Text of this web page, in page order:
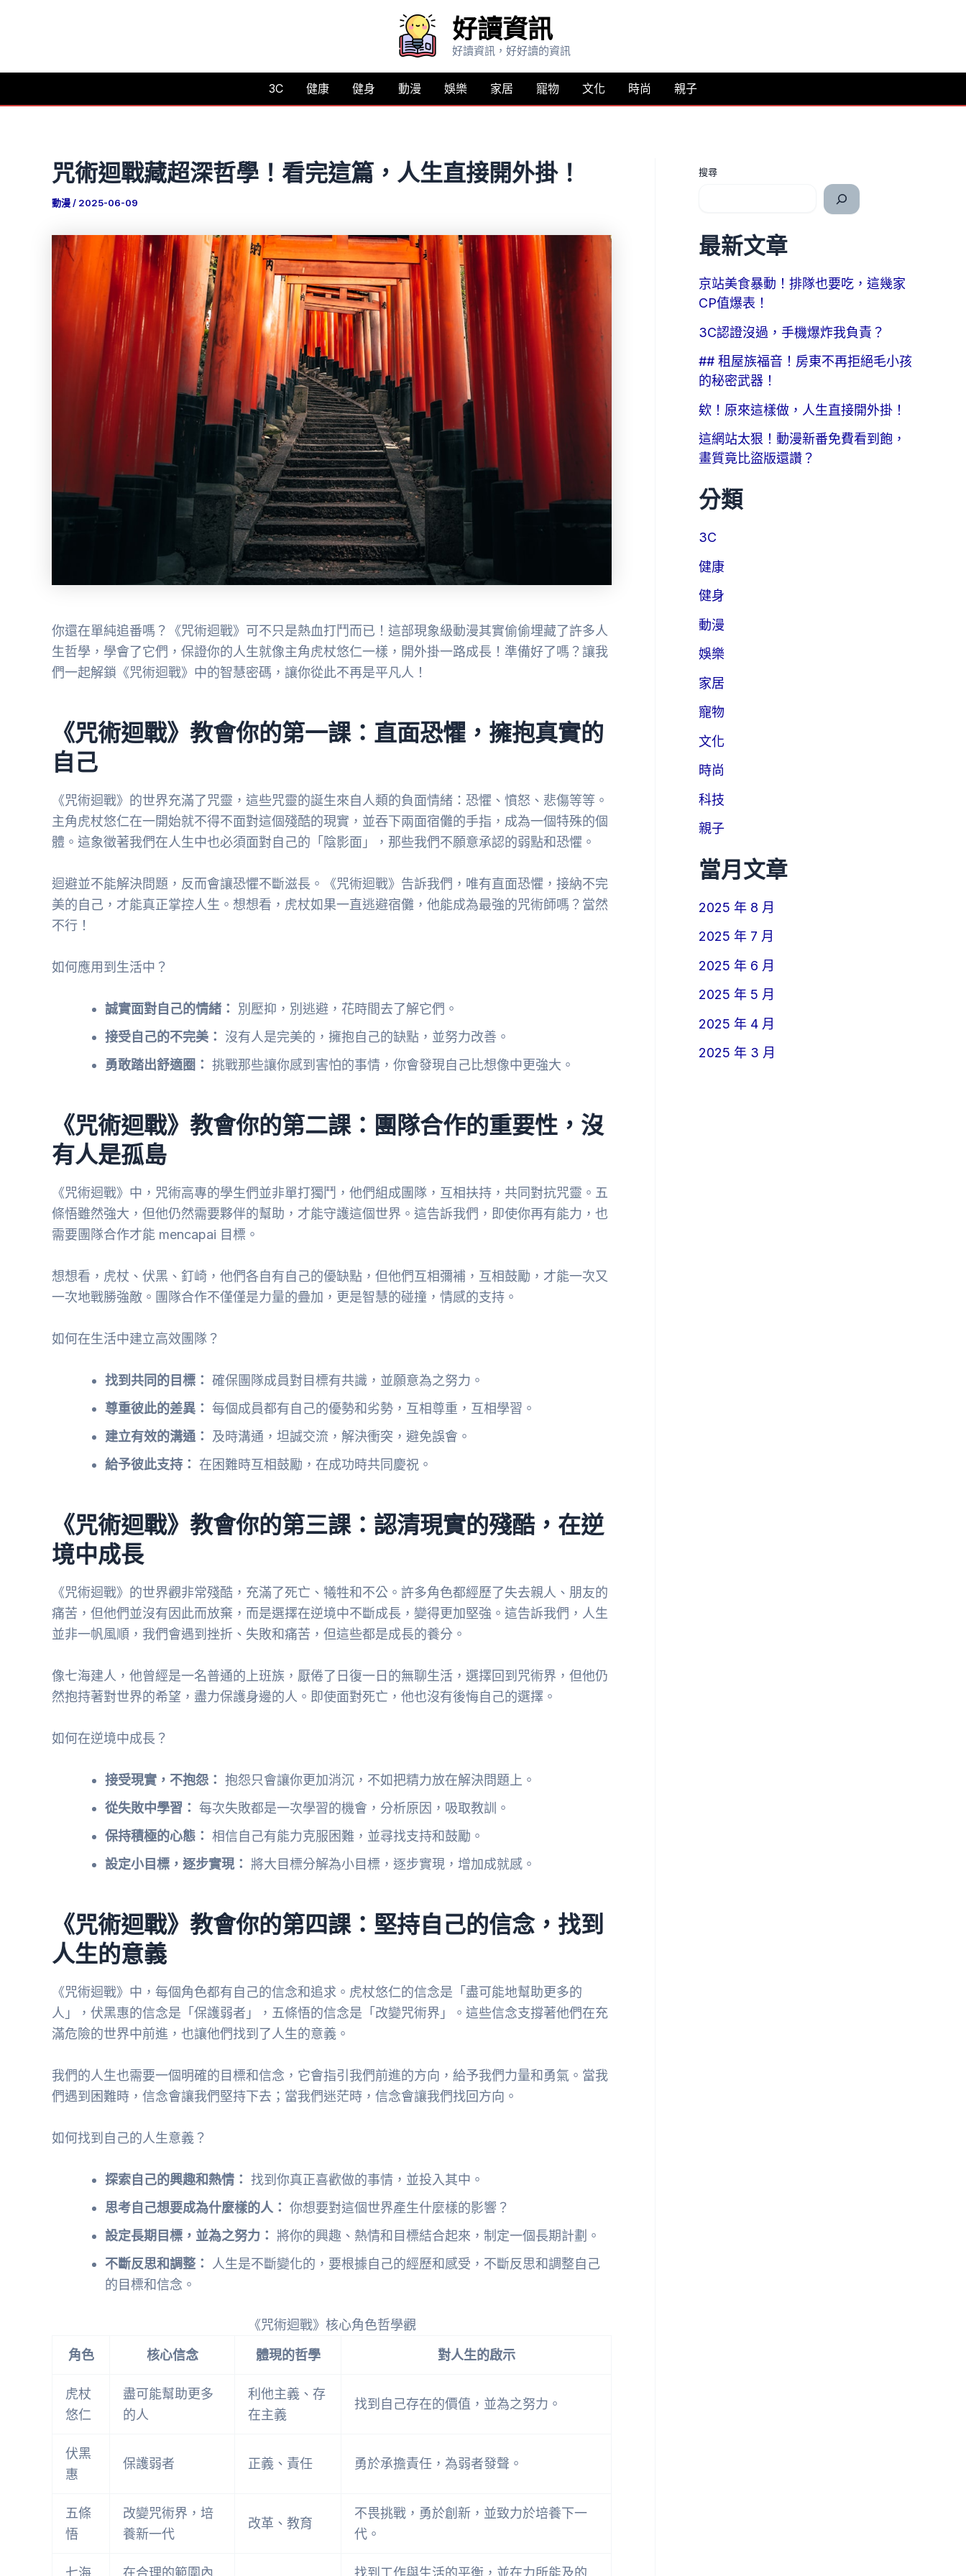
要
好讀資訊
好讀資訊，好好讀的資訊
3C 健康 健身 動漫 娛樂 家居 寵物 文化 時尚 親子
咒術迴戰藏超深哲學！看完這篇，人生直接開外掛！
動漫/ 2025-06-09
你還在單純追番嗎？《咒術迴戰》可不只是熱血打鬥而已！這部現象級動漫其實偷偷埋藏了許多人
生哲學，學會了它們，保證你的人生就像主角虎杖悠仁一樣，開外掛一路成長！準備好了嗎？讓我
們一起解鎖《咒術迴戰》中的智慧密碼，讓你從此不再是平凡人！
《咒術迴戰》教會你的第一課：直面恐懼，擁抱真實的
自己
《咒術迴戰》的世界充滿了咒靈，這些咒靈的誕生來自人類的負面情緒：恐懼、憤怒、悲傷等等。
主角虎杖悠仁在一開始就不得不面對這個殘酷的現實，並吞下兩面宿儺的手指，成為一個特殊的個
體。這象徵著我們在人生中也必須面對自己的「陰影面」，那些我們不願意承認的弱點和恐懼。
迴避並不能解決問題，反而會讓恐懼不斷滋長。《咒術迴戰》告訴我們，唯有直面恐懼，接納不完
美的自己，才能真正掌控人生。想想看，虎杖如果一直逃避宿儺，他能成為最強的咒術師嗎？當然
不行！
如何應用到生活中？
誠實面對自己的情緒：
別壓抑，別逃避，花時間去了解它們。
接受自己的不完美：
沒有人是完美的，擁抱自己的缺點，並努力改善。
勇敢踏出舒適圈： 挑戰那些讓你感到害怕的事情，你會發現自己比想像中更強大。
《咒術迴戰》教會你的第二課：團隊合作的重要性，沒
有人是孤島
《咒術迴戰》中，咒術高專的學生們並非單打獨鬥，他們組成團隊，互相扶持，共同對抗咒靈。五
條悟雖然強大，但他仍然需要夥伴的幫助，才能守護這個世界。這告訴我們，即使你再有能力，也
需要團隊合作才能 mencapai 目標。
想想看，虎杖、伏黑、釘崎，他們各自有自己的優缺點，但他們互相彌補，互相鼓勵，才能一次又
一次地戰勝強敵。團隊合作不僅僅是力量的疊加，更是智慧的碰撞，情感的支持。
如何在生活中建立高效團隊？
找到共同的目標： 確保團隊成員對目標有共識，並願意為之努力。
尊重彼此的差異： 每個成員都有自己的優勢和劣勢，互相尊重，互相學習。
建立有效的溝通：
及時溝通，坦誠交流，解決衝突，避免誤會。
給予彼此支持：
在困難時互相鼓勵，在成功時共同慶祝。
《咒術迴戰》教會你的第三課：認清現實的殘酷，在逆
境中成長
《咒術迴戰》的世界觀非常殘酷，充滿了死亡、犧牲和不公。許多角色都經歷了失去親人、朋友的
痛苦，但他們並沒有因此而放棄，而是選擇在逆境中不斷成長，變得更加堅強。這告訴我們，人生
並非一帆風順，我們會遇到挫折、失敗和痛苦，但這些都是成長的養分。
像七海建人，他曾經是一名普通的上班族，厭倦了日復一日的無聊生活，選擇回到咒術界，但他仍
然抱持著對世界的希望，盡力保護身邊的人。即使面對死亡，他也沒有後悔自己的選擇。
如何在逆境中成長？
接受現實，不抱怨： 抱怨只會讓你更加消沉，不如把精力放在解決問題上。
從失敗中學習： 每次失敗都是一次學習的機會，分析原因，吸取教訓。
保持積極的心態： 相信自己有能力克服困難，並尋找支持和鼓勵。
設定小目標，逐步實現： 將大目標分解為小目標，逐步實現，增加成就感。
《咒術迴戰》教會你的第四課：堅持自己的信念，找到
人生的意義
《咒術迴戰》中，每個角色都有自己的信念和追求。虎杖悠仁的信念是「盡可能地幫助更多的
人」，伏黑惠的信念是「保護弱者」，五條悟的信念是「改變咒術界」。這些信念支撐著他們在充
滿危險的世界中前進，也讓他們找到了人生的意義。
我們的人生也需要一個明確的目標和信念，它會指引我們前進的方向，給予我們力量和勇氣。當我
們遇到困難時，信念會讓我們堅持下去；當我們迷茫時，信念會讓我們找回方向。
如何找到自己的人生意義？
探索自己的興趣和熱情： 找到你真正喜歡做的事情，並投入其中。
思考自己想要成為什麼樣的人： 你想要對這個世界產生什麼樣的影響？
設定長期目標，並為之努力： 將你的興趣、熱情和目標結合起來，制定一個長期計劃。
不斷反思和調整：
人生是不斷變化的，要根據自己的經歷和感受，不斷反思和調整自己
的目標和信念。
《咒術迴戰》核心角色哲學觀
角色
核心信念 體現的哲學 對人生的啟示
虎杖
悠仁
盡可能幫助更多
的人
利他主義、存
在主義
找到自己存在的價值，並為之努力。
伏黑
惠
保護弱者 正義、責任 勇於承擔責任，為弱者發聲。
五條
悟
改變咒術界，培
養新一代
改革、教育
不畏挑戰，勇於創新，並致力於培養下一
代。
七海 在合理的範圍內 找到工作與生活的平衡，並在力所能及的
搜尋
最新文章
京站美食暴動！排隊也要吃，這幾家
CP值爆表！
3C認證沒過，手機爆炸我負責？
## 租屋族福音！房東不再拒絕毛小孩
的秘密武器！
欸！原來這樣做，人生直接開外掛！
這網站太狠！動漫新番免費看到飽，
畫質竟比盜版還讚？
分類
3C
健康
健身
動漫
娛樂
家居
寵物
文化
時尚
科技
親子
當月文章
2025 年 8 月
2025 年 7 月
2025 年 6 月
2025 年 5 月
2025 年 4 月
2025 年 3 月